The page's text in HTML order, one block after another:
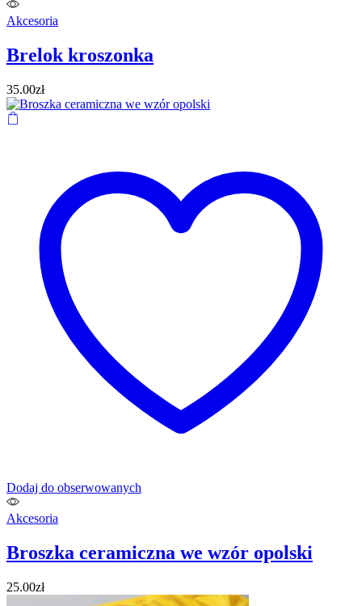
Akcesoria
Brelok kroszonka
35.00zł
Dodaj do obserwowanych
Akcesoria
Broszka ceramiczna we wzór opolski
25.00zł